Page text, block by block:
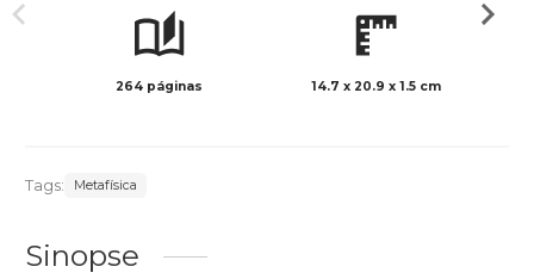
264 páginas 14.7 x 20.9 x 1.5 cm
Tags: Metafísica
Sinopse